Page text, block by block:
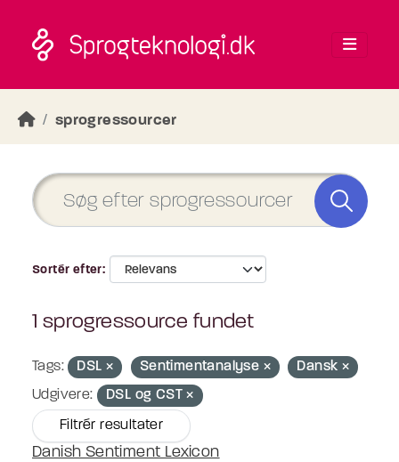
sprogressourcer
Sortér efter
1 sprogressource fundet
Tags: DSL Sentimentanalyse
Dansk
Udgivere:
DSL og CST
Filtrér resultater
Danish Sentiment Lexicon